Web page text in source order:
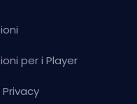
per i Player